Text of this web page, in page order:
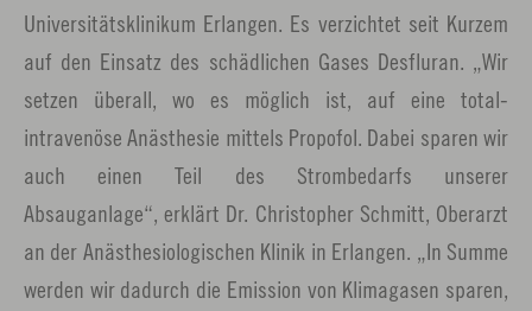
Universitätsklinikum Erlangen. Es verzichtet seit Kurzem
auf den Einsatz des schädlichen Gases Desfluran. „Wir
setzen überall, wo es möglich ist, auf eine total-
intravenöse Anästhesie mittels Propofol. Dabei sparen wir
auch einen Teil des Strombedarfs unserer
Absauganlage“, erklärt Dr. Christopher Schmitt, Oberarzt
an der Anästhesiologischen Klinik in Erlangen. „In Summe
werden wir dadurch die Emission von Klimagasen sparen,